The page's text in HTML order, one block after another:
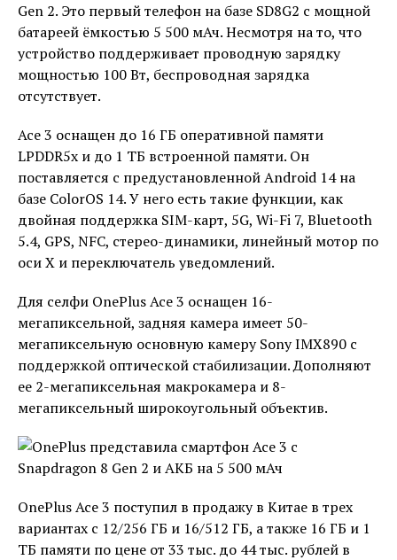
Gen 2. Это первый телефон на базе SD8G2 с мощной
батареей ёмкостью 5 500 мАч. Несмотря на то, что
устройство поддерживает проводную зарядку
мощностью 100 Вт, беспроводная зарядка
отсутствует.
Ace 3 оснащен до 16 ГБ оперативной памяти
LPDDR5x и до 1 ТБ встроенной памяти. Он
поставляется с предустановленной Android 14 на
базе ColorOS 14. У него есть такие функции, как
двойная поддержка SIM-карт, 5G, Wi-Fi 7, Bluetooth
5.4, GPS, NFC, стерео-динамики, линейный мотор по
оси X и переключатель уведомлений.
Для селфи OnePlus Ace 3 оснащен 16-
мегапиксельной, задняя камера имеет 50-
мегапиксельную основную камеру Sony IMX890 с
поддержкой оптической стабилизации. Дополняют
ее 2-мегапиксельная макрокамера и 8-
мегапиксельный широкоугольный объектив.
OnePlus Ace 3 поступил в продажу в Китае в трех
вариантах с 12/256 ГБ и 16/512 ГБ, а также 16 ГБ и 1
ТБ памяти по цене от 33 тыс. до 44 тыс. рублей в